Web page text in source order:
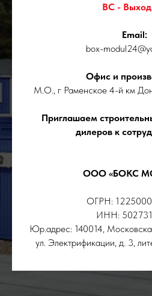
ВС -
Email:
box-
Офис и
М.О., г Раменское 4-й км
Приглашаем
дилеров к
ООО «БОКС
ОГРН:
ИНН:
Юр.адрес: 140014,
ул. Электрификации, д. 3,